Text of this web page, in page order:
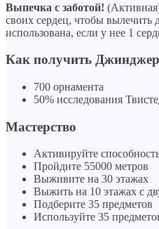
Выпечка с заботой!
своих сердец, чтобы вылечить
использована, если у нее 1
Как получить Джинджер
700 орнамента
50% исследования
Мастерство
Активируйте
Пройдите 55000 метров
Выживите на 30 этажах
Выжить на 10 этажах с
Подберите 35 предметов
Используйте 35